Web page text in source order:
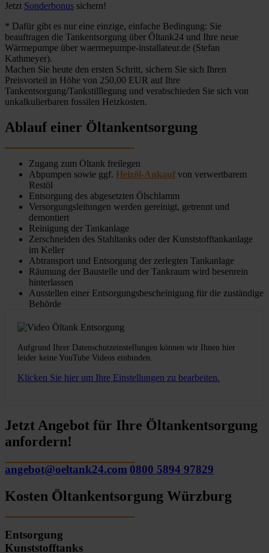
Jetzt Sonderbonus sichern!
* Dafür gibt es nur eine einzige, einfache Bedingung: Sie
beauftragen die Tankentsorgung über Öltank24 und Ihre neue
Wärmepumpe über waermepumpe-installateur.de (Stefan
Kathmeyer).
Machen Sie heute den ersten Schritt, sichern Sie sich Ihren
Preisvorteil in Höhe von 250,00 EUR auf Ihre
Tankentsorgung/Tankstilllegung und verabschieden Sie sich von
unkalkulierbaren fossilen Heizkosten.
Ablauf einer Öltankentsorgung
Zugang zum Öltank freilegen
Abpumpen sowie ggf. Heizöl-Ankauf von verwertbarem
Restöl
Entsorgung des abgesetzten Ölschlamm
Versorgungsleitungen werden gereinigt, getrennt und
demontiert
Reinigung der Tankanlage
Zerschneiden des Stahltanks oder der Kunststofftankanlage
im Keller
Abtransport und Entsorgung der zerlegten Tankanlage
Räumung der Baustelle und der Tankraum wird besenrein
hinterlassen
Ausstellen einer Entsorgungsbescheinigung für die zuständige
Behörde
Aufgrund Ihrer Datenschutzeinstellungen können wir Ihnen hier
leider keine YouTube Videos einbinden.
Klicken Sie hier um Ihre Einstellungen zu bearbeiten.
Jetzt Angebot für Ihre Öltankentsorgung
anfordern!
angebot@oeltank24.com 0800 5894 97829
Kosten Öltankentsorgung Würzburg
Entsorgung
Kunststofftanks